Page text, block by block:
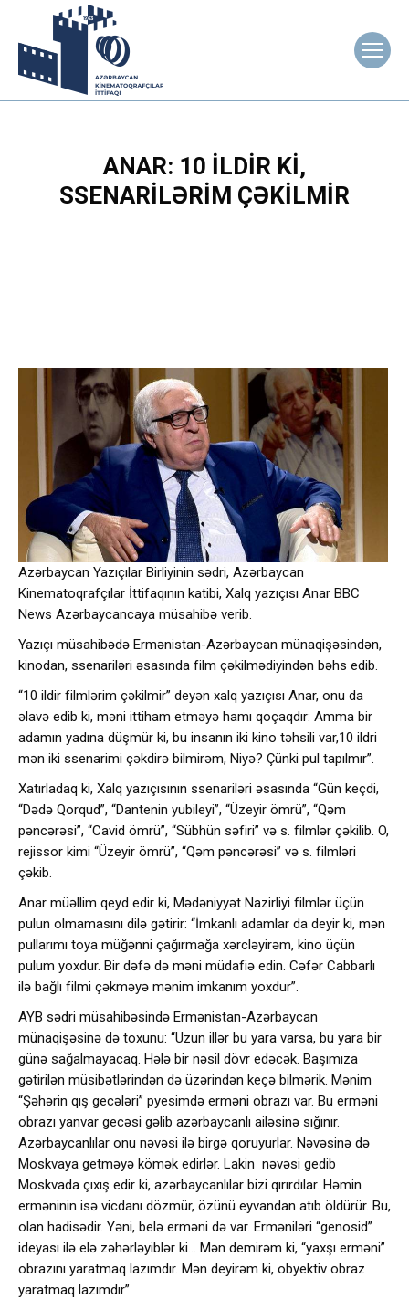
ANAR: 10 ILDIR KI,
SSENARILƏRIM ÇƏKILMIR
Azərbaycan Yazıçılar Birliyinin sədri, Azərbaycan
Kinematoqrafçılar İttifaqının katibi, Xalq yazıçısı Anar BBC
News Azərbaycancaya müsahibə verib.
Yazıçı müsahibədə Ermənistan-Azərbaycan münaqişəsindən,
kinodan, ssenariləri əsasında film çəkilmədiyindən bəhs edib.
“10 ildir filmlərim çəkilmir” deyən xalq yazıçısı Anar, onu da
əlavə edib ki, məni ittiham etməyə hamı qoçaqdır: Amma bir
adamın yadına düşmür ki, bu insanın iki kino təhsili var,10 ildri
mən iki ssenarimi çəkdirə bilmirəm, Niyə? Çünki pul tapılmır”.
Xatırladaq ki, Xalq yazıçısının ssenariləri əsasında “Gün keçdi,
“Dədə Qorqud”, “Dantenin yubileyi”, “Üzeyir ömrü”, “Qəm
pəncərəsi”, “Cavid ömrü”, “Sübhün səfiri” və s. filmlər çəkilib. O,
rejissor kimi “Üzeyir ömrü”, “Qəm pəncərəsi” və s. filmləri
çəkib.
Anar müəllim qeyd edir ki, Mədəniyyət Nazirliyi filmlər üçün
pulun olmamasını dilə gətirir: “İmkanlı adamlar da deyir ki, mən
pullarımı toya müğənni çağırmağa xərcləyirəm, kino üçün
pulum yoxdur. Bir dəfə də məni müdafiə edin. Cəfər Cabbarlı
ilə bağlı filmi çəkməyə mənim imkanım yoxdur”.
AYB sədri müsahibəsində Ermənistan-Azərbaycan
münaqişəsinə də toxunu: “Uzun illər bu yara varsa, bu yara bir
günə sağalmayacaq. Hələ bir nəsil dövr edəcək. Başımıza
gətirilən müsibətlərindən də üzərindən keçə bilmərik. Mənim
“Şəhərin qış gecələri” pyesimdə erməni obrazı var. Bu erməni
obrazı yanvar gecəsi gəlib azərbaycanlı ailəsinə sığınır.
Azərbaycanlılar onu nəvəsi ilə birgə qoruyurlar. Nəvəsinə də
Moskvaya getməyə kömək edirlər. Lakin nəvəsi gedib
Moskvada çıxış edir ki, azərbaycanlılar bizi qırırdılar. Həmin
erməninin isə vicdanı dözmür, özünü eyvandan atıb öldürür. Bu,
olan hadisədir. Yəni, belə erməni də var. Erməniləri “genosid”
ideyası ilə elə zəhərləyiblər ki… Mən demirəm ki, “yaxşı erməni”
obrazını yaratmaq lazımdır. Mən deyirəm ki, obyektiv obraz
yaratmaq lazımdır”.